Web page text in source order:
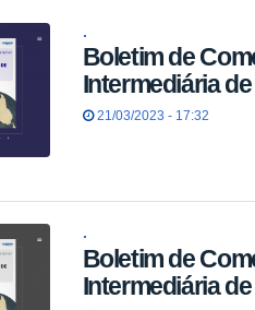
.
Boletim de
Intermediária
21/03/2023 - 17:32
.
Boletim de
Intermediária